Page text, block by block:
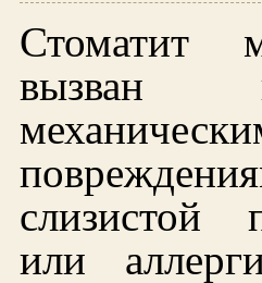
Стоматит
вызван
слизистой
или